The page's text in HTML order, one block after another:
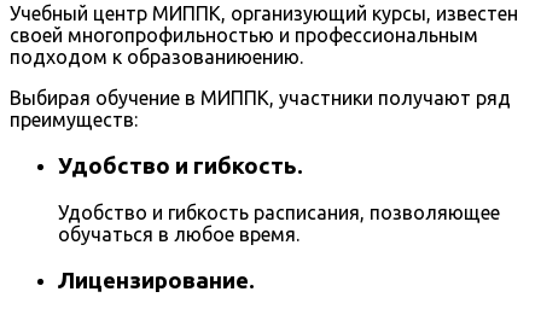
Учебный центр МИППК, организующий курсы, известен
своей многопрофильностью и профессиональным
подходом к образованиюению.
Выбирая обучение в МИППК, участники получают ряд
преимуществ:
Удобство и гибкость.
Удобство и гибкость расписания, позволяющее
обучаться в любое время.
Лицензирование.